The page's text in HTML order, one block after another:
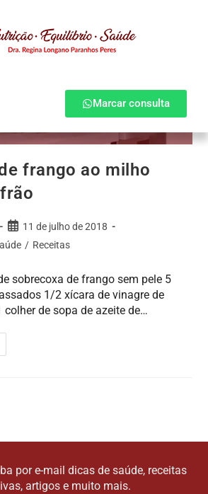
Marcar consulta
frango ao milho
11 de julho de 2018
/ Receitas
sobrecoxa de frango sem pele 5
1/2 xícara de vinagre de
de sopa de azeite de…
por e-mail dicas de saúde, receitas
artigos e muito mais.